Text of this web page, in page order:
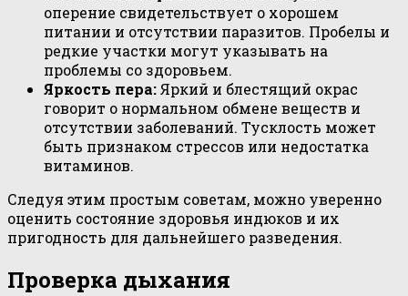
оперение свидетельствует о хорошем
питании и отсутствии паразитов. Пробелы и
редкие участки могут указывать на
проблемы со здоровьем.
Яркость пера:Яркий и блестящий окрас
говорит о нормальном обмене веществ и
отсутствии заболеваний. Тусклость может
быть признаком стрессов или недостатка
витаминов.
Следуя этим простым советам, можно уверенно
оценить состояние здоровья индюков и их
пригодность для дальнейшего разведения.
Проверка дыхания